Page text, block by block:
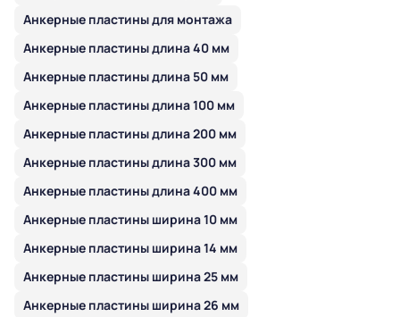
Анкерные пластины для монтажа
Анкерные пластины длина 40 мм
Анкерные пластины длина 50 мм
Анкерные пластины длина 100 мм
Анкерные пластины длина 200 мм
Анкерные пластины длина 300 мм
Анкерные пластины длина 400 мм
Анкерные пластины ширина 10 мм
Анкерные пластины ширина 14 мм
Анкерные пластины ширина 25 мм
Анкерные пластины ширина 26 мм